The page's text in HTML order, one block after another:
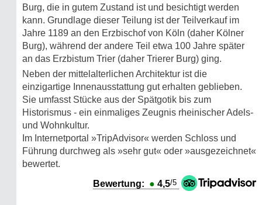
Burg, die in gutem Zustand ist und besichtigt werden
kann. Grundlage dieser Teilung ist der Teilverkauf im
Jahre 1189 an den Erzbischof von Köln (daher Kölner
Burg), während der andere Teil etwa 100 Jahre später
an das Erzbistum Trier (daher Trierer Burg) ging.
Neben der mittelalterlichen Architektur ist die
einzigartige Innen­aus­stattung gut erhalten geblieben.
Sie umfasst Stücke aus der Spätgotik bis zum
Historismus - ein einmaliges Zeugnis rheinischer Adels-
und Wohnkultur.
Im Internetportal »TripAdvisor« werden Schloss und
Führung durchweg als »sehr gut« oder »ausgezeichnet«
bewertet.
Bewertung: ● 4,5/5